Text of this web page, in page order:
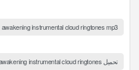
awakening instrumental cloud ringtones mp3
تحميل awakening instrumental cloud ringtones